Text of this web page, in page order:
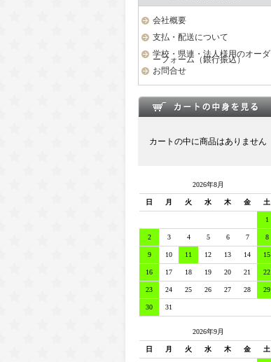
会社概要
支払・配送について
学校・県連・法人様用のオーダ
ーフォーム（銀行振込）
お問合せ
カートの中に商品はありません
2026年8月
日 月 火 水 木 金 土
1
2 3 4 5 6 7 8
9 10 11 12 13 14 15
16 17 18 19 20 21 22
23 24 25 26 27 28 29
30 31
2026年9月
日 月 火 水 木 金 土